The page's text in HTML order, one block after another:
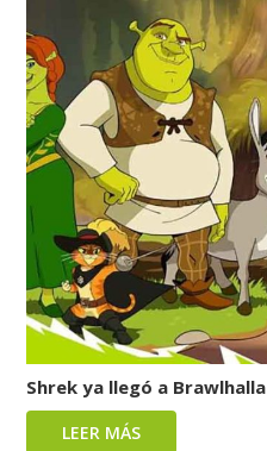
Shrek ya llegó a Brawlhalla
LEER MÁS